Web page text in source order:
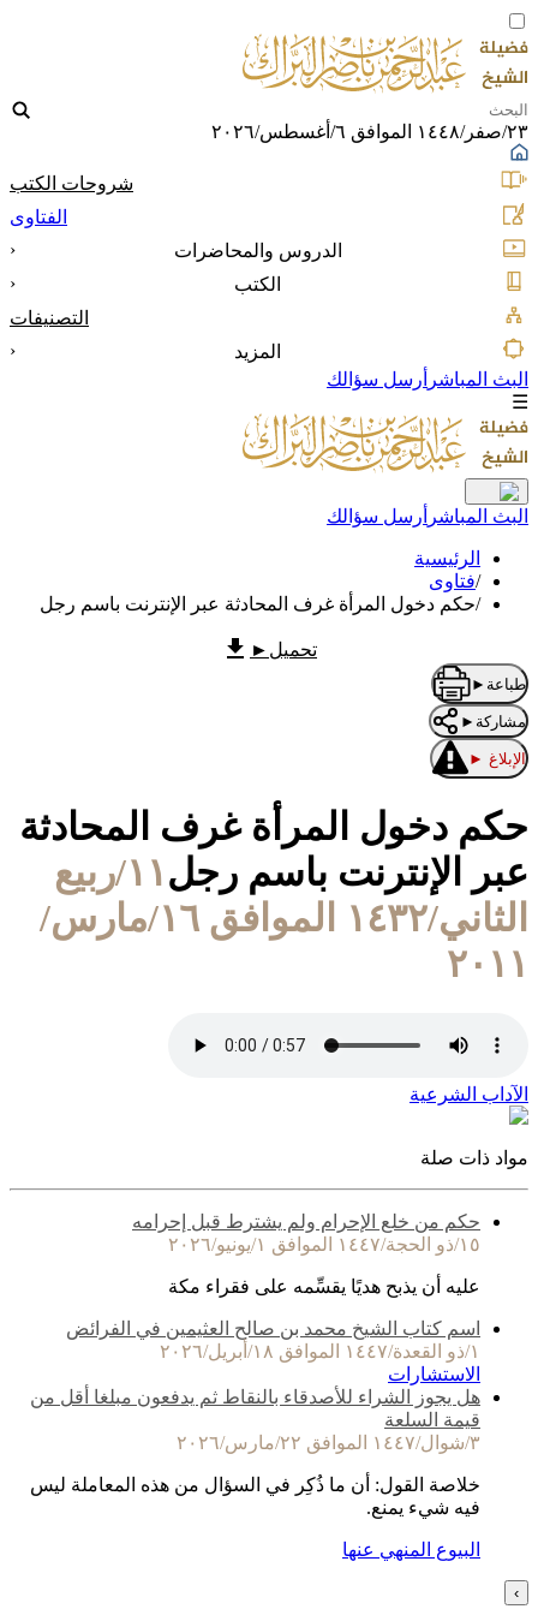
٢٣/صفر/١٤٤٨ الموافق ٦/أغسطس/٢٠٢٦
شروحات الكتب
الفتاوى
الدروس والمحاضرات
‹
الكتب
‹
التصنيفات
المزيد
‹
البث المباشر أرسل سؤالك
☰
البث المباشر أرسل سؤالك
الرئيسية
/فتاوى
/حكم دخول المرأة غرف المحادثة عبر الإنترنت باسم رجل
تحميل ►
طباعة ►
مشاركة ►
الإبلاغ ►
حكم دخول المرأة غرف المحادثة
عبر الإنترنت باسم رجل
١١/ربيع
الثاني/١٤٣٢ الموافق ١٦/مارس/
٢٠١١
الآداب الشرعية
مواد ذات صلة
حكم من خلع الإحرام ولم يشترط قبل إحرامه
١٥/ذو الحجة/١٤٤٧ الموافق ١/يونيو/٢٠٢٦
عليه أن يذبح هديًا يقسِّمه على فقراء مكة
اسم كتاب الشيخ محمد بن صالح العثيمين في الفرائض
١/ذو القعدة/١٤٤٧ الموافق ١٨/أبريل/٢٠٢٦
الاستشارات
هل يجوز الشراء للأصدقاء بالنقاط ثم يدفعون مبلغا أقل من
قيمة السلعة
٣/شوال/١٤٤٧ الموافق ٢٢/مارس/٢٠٢٦
خلاصة القول: أن ما ذُكِر في السؤال من هذه المعاملة ليس
فيه شيء يمنع.
البيوع المنهي عنها
›